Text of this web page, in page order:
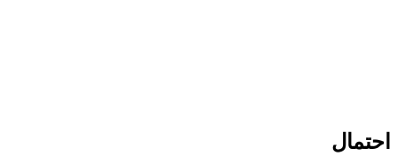
احتمال